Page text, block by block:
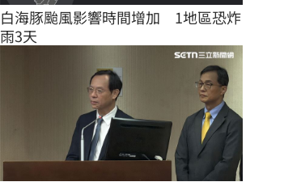
白海豚颱風影響時間增加　1地區恐炸
雨3天